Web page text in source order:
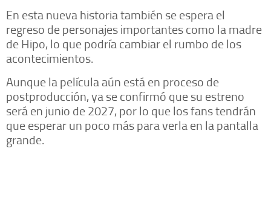
En esta nueva historia también se espera el
regreso de personajes importantes como la madre
de Hipo, lo que podría cambiar el rumbo de los
acontecimientos.
Aunque la película aún está en proceso de
postproducción, ya se confirmó que su estreno
será en junio de 2027, por lo que los fans tendrán
que esperar un poco más para verla en la pantalla
grande.